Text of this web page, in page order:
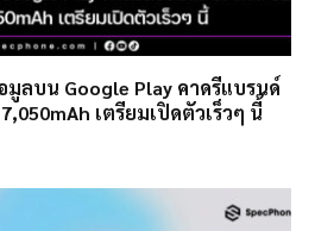
มูลบน Google Play คาดรีแบรนด์
เตรียมเปิดตัวเร็วๆ นี้